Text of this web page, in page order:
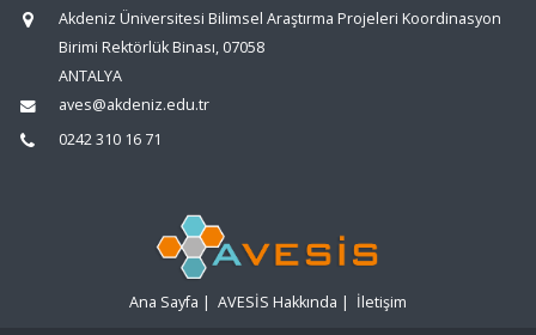
Akdeniz Üniversitesi Bilimsel Araştırma Projeleri Koordinasyon
Birimi Rektörlük Binası, 07058
ANTALYA
aves@akdeniz.edu.tr
0242 310 16 71
Ana Sayfa | AVESİS Hakkında | İletişim